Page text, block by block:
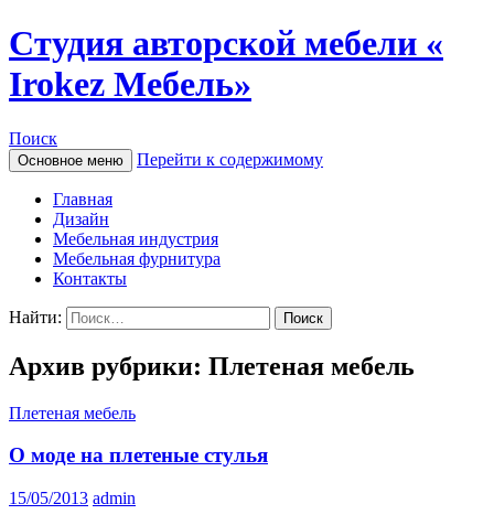
Студия авторской мебели «
Irokez Мебель»
Поиск
Основное меню Перейти к содержимому
Главная
Дизайн
Мебельная индустрия
Мебельная фурнитура
Контакты
Найти:
Архив рубрики: Плетеная мебель
Плетеная мебель
О моде на плетеные стулья
15/05/2013 admin